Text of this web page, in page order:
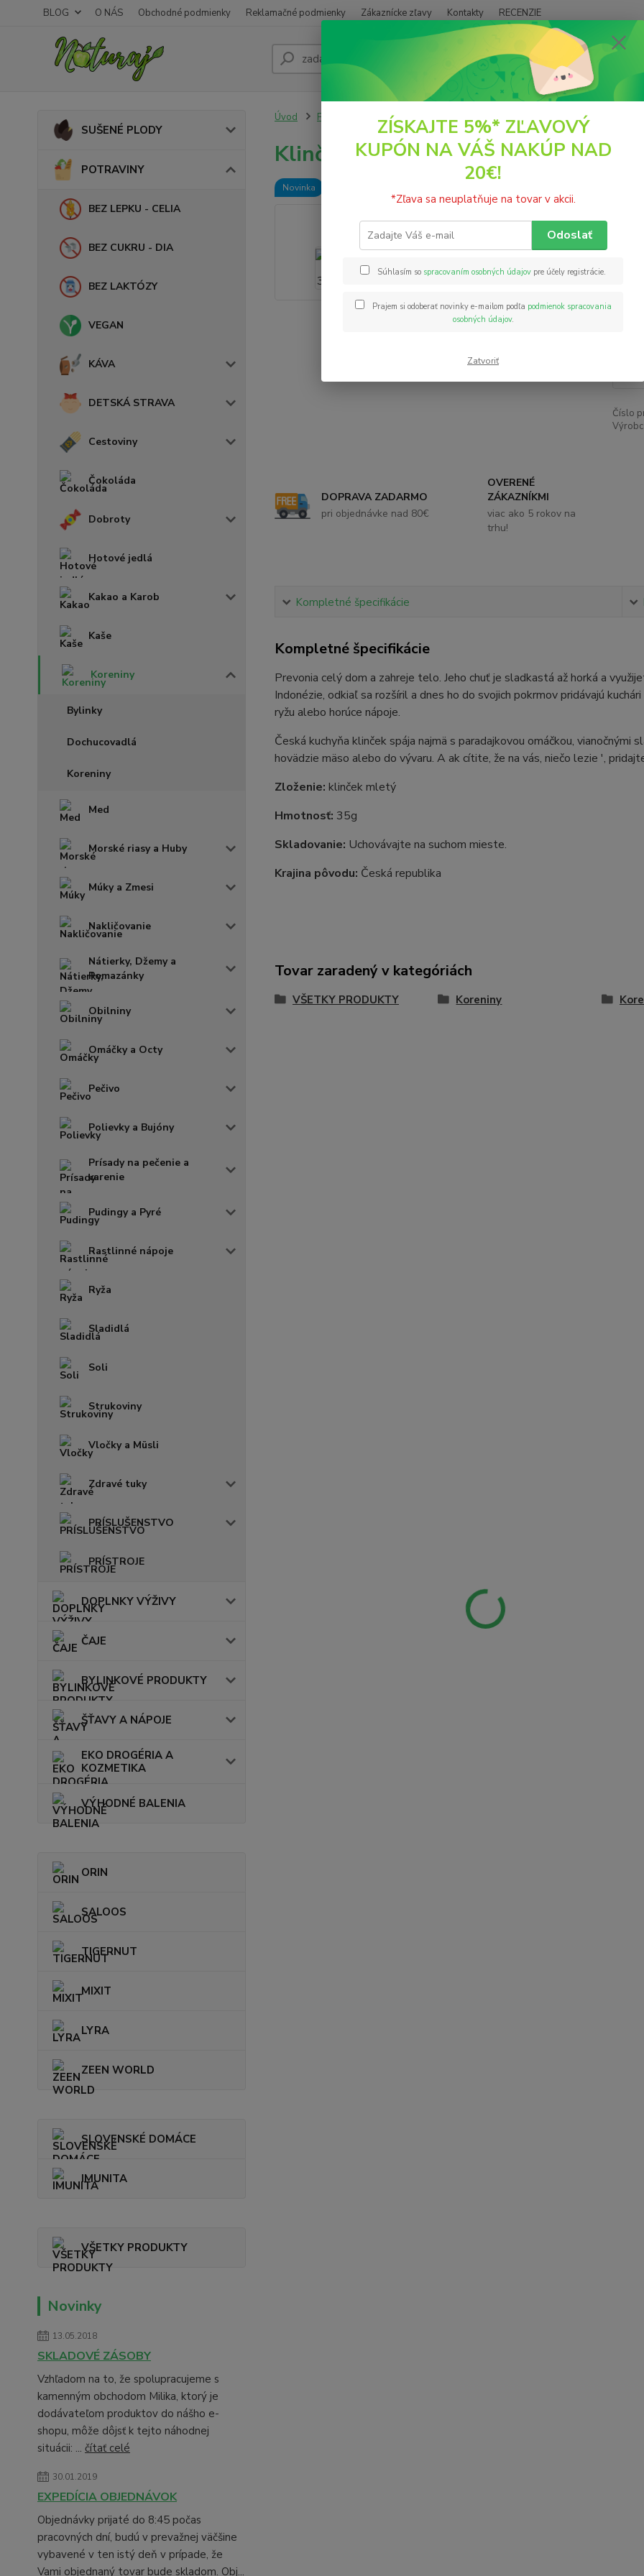
BLOG O NÁS Obchodné podmienky Reklamačné podmienky Zákaznícke zľavy Kontakty RECENZIE
Hľadať
(PO
SUŠENÉ PLODY
POTRAVINY
BEZ LEPKU - CELIA
BEZ CUKRU - DIA
BEZ LAKTÓZY
VEGAN
KÁVA
DETSKÁ STRAVA
Cestoviny
Čokoláda
Dobroty
Hotové jedlá
Kakao a Karob
Kaše
Koreniny
Bylinky
Dochucovadlá
Koreniny
Med
Morské riasy a Huby
Múky a Zmesi
Nakličovanie
Nátierky, Džemy a
Pomazánky
Obilniny
Omáčky a Octy
Pečivo
Polievky a Bujóny
Prísady na pečenie a
varenie
Pudingy a Pyré
Rastlinné nápoje
Ryža
Sladidlá
Soli
Strukoviny
Vločky a Müsli
Zdravé tuky
PRÍSLUŠENSTVO
PRÍSTROJE
DOPLNKY VÝŽIVY
ČAJE
BYLINKOVÉ PRODUKTY
ŠŤAVY A NÁPOJE
EKO DROGÉRIA A
KOZMETIKA
VÝHODNÉ BALENIA
ORIN
SALOOS
TIGERNUT
MIXIT
LYRA
ZEEN WORLD
SLOVENSKÉ DOMÁCE
IMUNITA
VŠETKY PRODUKTY
Novinky
13.05.2018
SKLADOVÉ ZÁSOBY
Vzhľadom na to, že spolupracujeme s
kamenným obchodom Milika, ktorý je
dodávateľom produktov do nášho e-
shopu, môže dôjsť k tejto náhodnej
situácii: ... čítať celé
30.01.2019
EXPEDÍCIA OBJEDNÁVOK
Objednávky prijaté do 8:45 počas
pracovných dní, budú v prevažnej väčšine
vybavené v ten istý deň v prípade, že
Vami objednaný tovar bude skladom. Obj...
Úvod POTRAVINY Koreniny Klinček mletý BIO 35g SanusVia
Klinček mletý BIO 35g SanusVia
Novinka
Číslo
DOPRAVA ZADARMO
pri objednávke nad 80€
OVERENÉ
ZÁKAZNÍKMI
viac ako 5 rokov na
trhu!
Kompletné špecifikácie
Kompletné špecifikácie
Prevonia celý dom a zahreje telo. Jeho chuť je sladkastá až horká a
Indonézie, odkiaľ sa rozšíril a dnes ho do svojich pokrmov pridávajú
ryžu alebo horúce nápoje.
Česká kuchyňa klinček spája najmä s paradajkovou omáčkou,
hovädzie mäso alebo do vývaru. A ak cítite, že na vás, niečo lezie ',
Zloženie: klinček mletý
Hmotnosť: 35g
Skladovanie: Uchovávajte na suchom mieste.
Krajina pôvodu: Česká republika
Tovar zaradený v kategóriách
VŠETKY PRODUKTY Koreniny
ZÍSKAJTE 5%* ZĽAVOVÝ
KUPÓN NA VÁŠ NAKÚP NAD
20€!
*Zľava sa neuplatňuje na tovar v akcii.
Odoslať
Súhlasím so spracovaním osobných údajov pre účely registrácie.
Prajem si odoberať novinky e-mailom podľa podmienok spracovania
osobných údajov.
Zatvoriť